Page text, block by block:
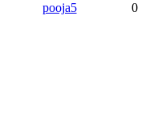
pooja5 0